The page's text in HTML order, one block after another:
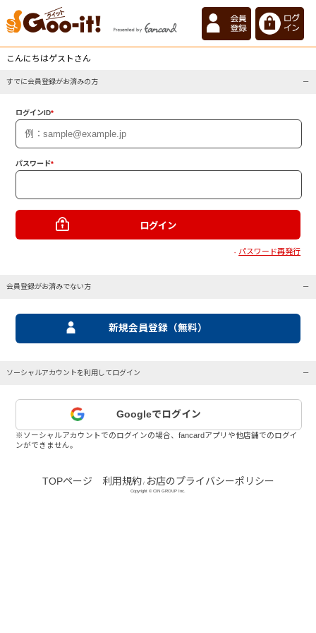
こんにちはゲストさん
すでに会員登録がお済みの方
ログインID*
パスワード*
・ パスワード再発行
会員登録がお済みでない方
新規会員登録（無料）
ソーシャルアカウントを利用してログイン
Googleでログイン
※ソーシャルアカウントでのログインの場合、fancardアプリや他店舗でのログイ
ンができません。
TOPページ 利用規約/ お店のプライバシーポリシー
Copyright © CIN GROUP Inc.